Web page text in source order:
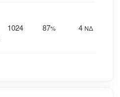
1024 87% 4 ΝΔ